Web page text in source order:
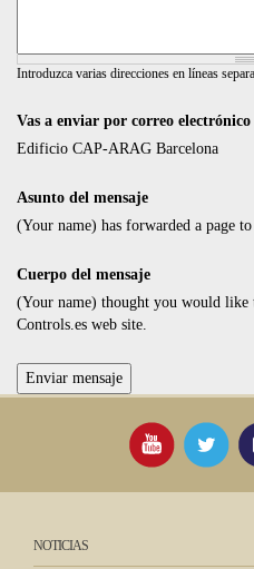
Introduzca varias direcciones en líneas
Vas a enviar por correo
Edificio CAP-ARAG Barcelona
Asunto del mensaje
(Your name) has forwarded a page
Cuerpo del mensaje
(Your name) thought you would like
Controls.es web site.
NOTICIAS